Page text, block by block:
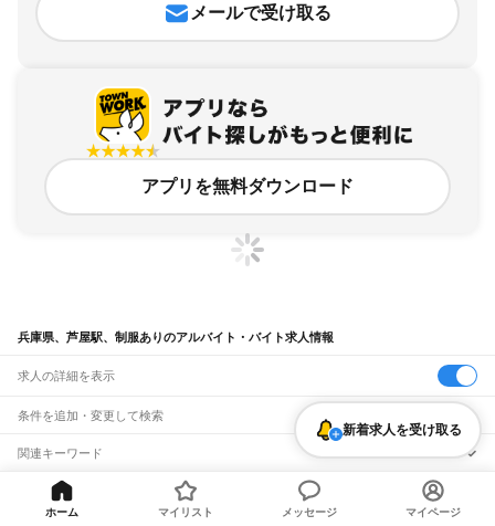
メールで受け取る
アプリを無料ダウンロード
兵庫県、芦屋駅、制服ありのアルバイト・バイト求人情報
求人の詳細を表示
条件を追加・変更して検索
市区町村を追加・変更
兵庫県
兵庫県すべて
神戸市
駅を追加・変更
関連キーワード
完全在宅ワーク 全国 シール貼り 在宅 ガチャガチャ
バイトTOP
芦屋市
制服ありのアルバイト・バイト・
新着求人を受け取る
ホーム マイリスト メッセージ マイページ